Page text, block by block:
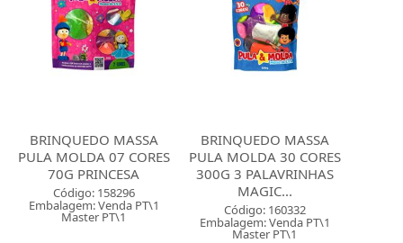
BRINQUEDO MASSA
PULA MOLDA 07 CORES
70G PRINCESA
Código: 158296
Embalagem: Venda PT\1
Master PT\1
BRINQUEDO MASSA
PULA MOLDA 30 CORES
300G 3 PALAVRINHAS
MAGIC...
Código: 160332
Embalagem: Venda PT\1
Master PT\1